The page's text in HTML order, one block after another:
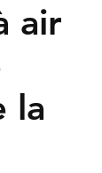
air
la